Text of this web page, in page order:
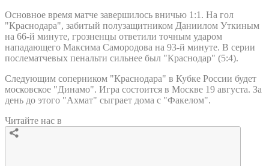
Основное время матче завершилось вничью 1:1. На гол
"Краснодара", забитый полузащитником Даниилом Уткиным
на 66-й минуте, грозненцы ответили точным ударом
нападающего Максима Самородова на 93-й минуте. В серии
послематчевых пенальти сильнее был "Краснодар" (5:4).
Следующим соперником "Краснодара" в Кубке России будет
московское "Динамо". Игра состоится в Москве 19 августа. За
день до этого "Ахмат" сыграет дома с "Факелом".
Читайте нас в